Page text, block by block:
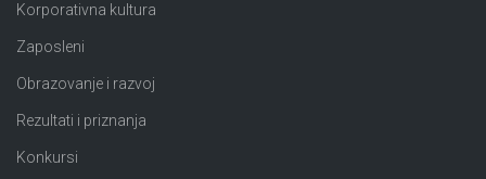
Korporativna kultura
Zaposleni
Obrazovanje i razvoj
Rezultati i priznanja
Konkursi